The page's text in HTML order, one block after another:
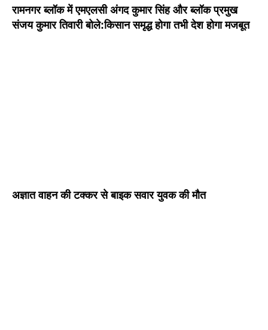
रामनगर ब्लॉक में एमएलसी अंगद कुमार सिंह और ब्लॉक प्रमुख
संजय कुमार तिवारी बोले:किसान समृद्ध होगा तभी देश होगा मजबूत
अज्ञात वाहन की टक्कर से बाइक सवार युवक की मौत